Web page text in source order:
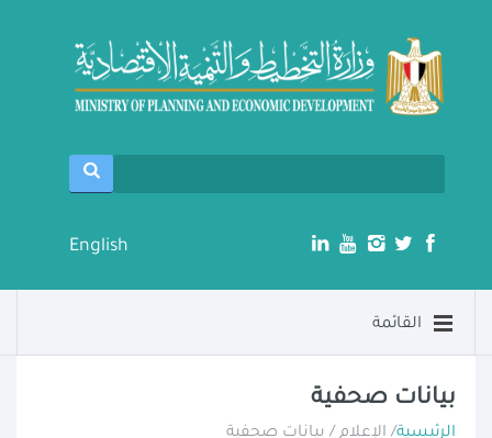
English
القائمة
بيانات صحفية
الرئيسية/ الإعلام / بيانات صحفية